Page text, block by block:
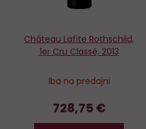
Château Lafite Rothschild,
1er Cru Classé, 2013
Iba na predajni
728,75 €